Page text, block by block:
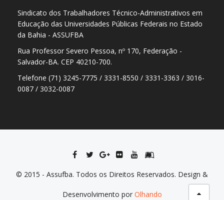
Sindicato dos Trabalhadores Técnico-Administrativos em
Educação das Universidades Públicas Federais no Estado
da Bahia - ASSUFBA
Rua Professor Severo Pessoa, nº 170, Federação -
Salvador-BA. CEP 40210-700.
Telefone (71) 3245-7775 / 3331-8550 / 3331-3363 / 3016-
0087 / 3032-0087
© 2015 - Assufba. Todos os Direitos Reservados. Design &
Desenvolvimento por Olhando